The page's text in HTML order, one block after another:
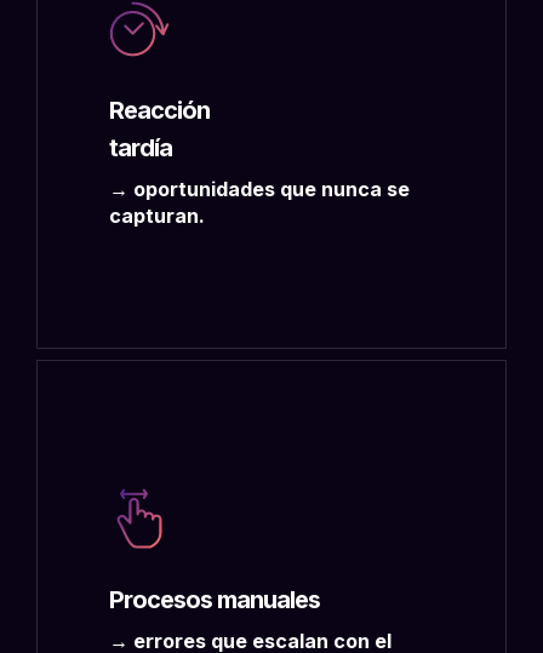
Reacción
tardía
→ oportunidades que nunca se
capturan.
Procesos manuales
→ errores que escalan con el